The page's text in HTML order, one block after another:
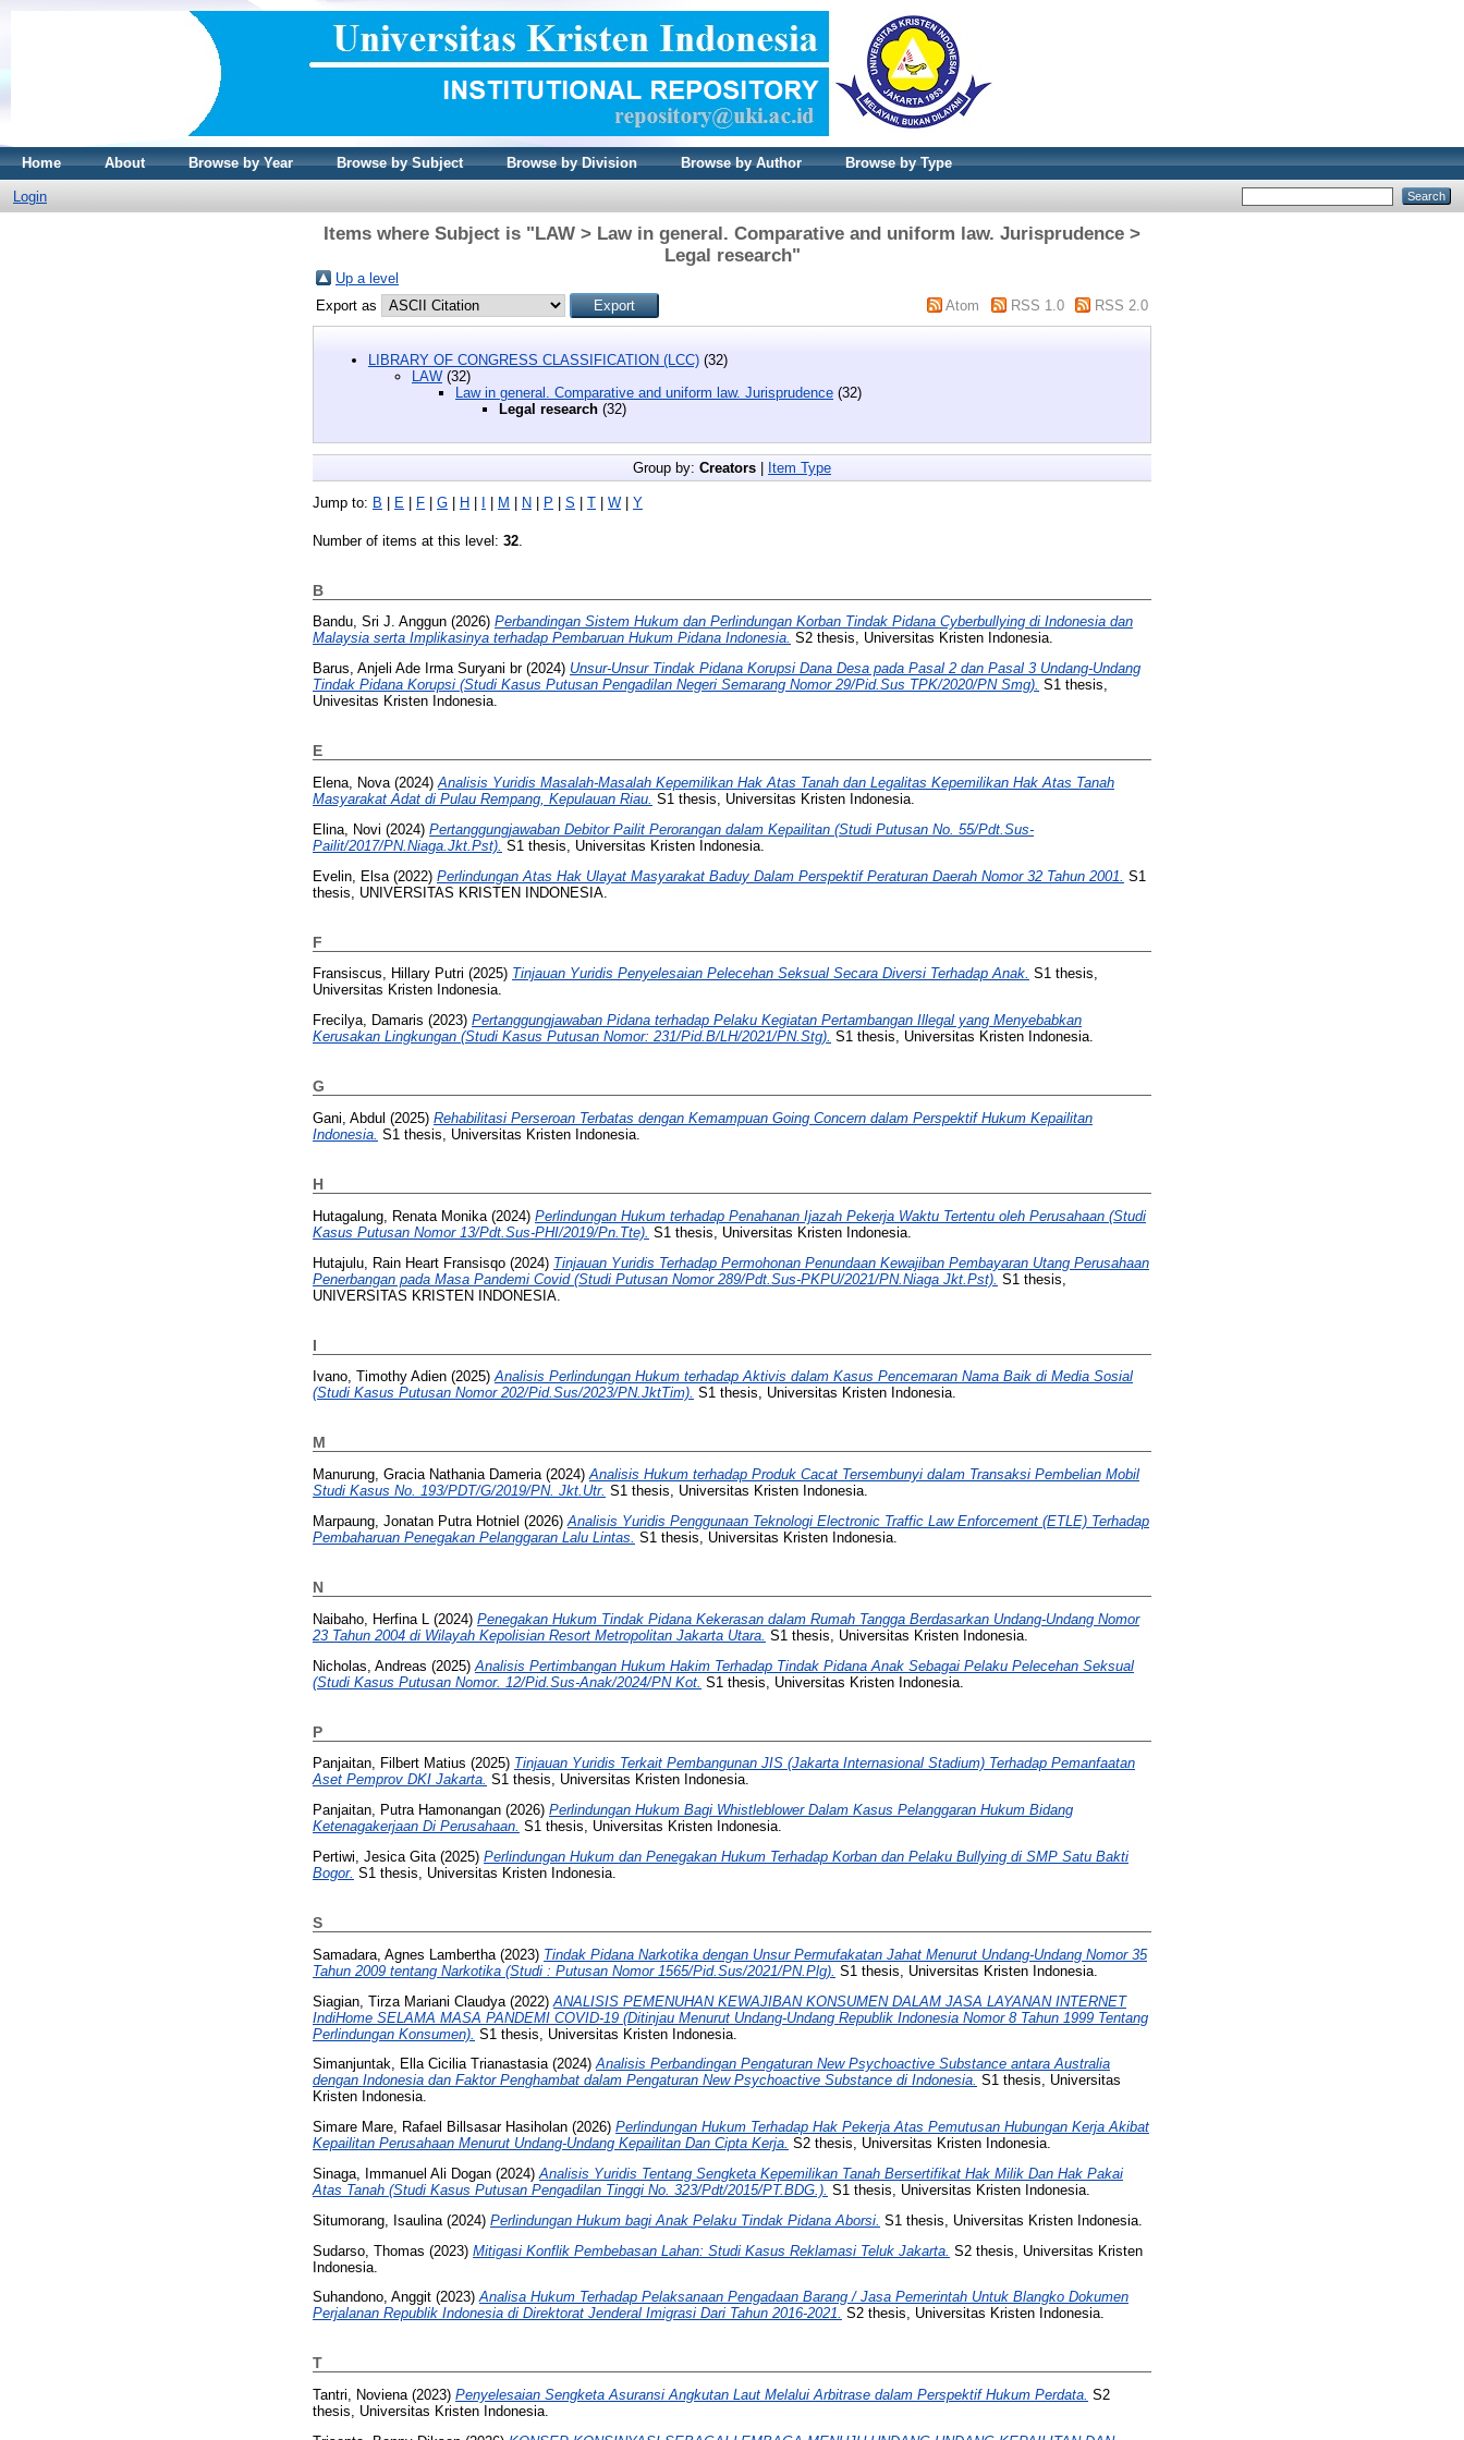
Home About Browse by Year Browse by Subject Browse by Division Browse by Author Browse by Type
Login
Items where Subject is "LAW > Law in general. Comparative and uniform law. Jurisprudence >
Legal research"
Up a level
Export as
Atom RSS 1.0 RSS 2.0
LIBRARY OF CONGRESS CLASSIFICATION (LCC) (32)
LAW (32)
Law in general. Comparative and uniform law. Jurisprudence (32)
Legal research (32)
Group by: Creators | Item Type
Jump to: B | E | F | G | H | I | M | N | P | S | T | W | Y
Number of items at this level: 32
B
Bandu, Sri J. Anggun (2026) Perbandingan Sistem Hukum dan Perlindungan Korban Tindak Pidana Cyberbullying di Indonesia dan
Malaysia serta Implikasinya terhadap Pembaruan Hukum Pidana Indonesia. S2 thesis, Universitas Kristen Indonesia.
Barus, Anjeli Ade Irma Suryani br(2024) Unsur-Unsur Tindak Pidana Korupsi Dana Desa pada Pasal 2 dan Pasal 3 Undang-Undang
Tindak Pidana Korupsi (Studi Kasus Putusan Pengadilan Negeri Semarang Nomor 29/Pid.Sus TPK/2020/PN Smg). S1 thesis,
Univesitas Kristen Indonesia.
E
Elena, Nova (2024) Analisis Yuridis Masalah-Masalah Kepemilikan Hak Atas Tanah dan Legalitas Kepemilikan Hak Atas Tanah
Masyarakat Adat di Pulau Rempang, Kepulauan Riau. S1 thesis, Universitas Kristen Indonesia.
Elina, Novi (2024) Pertanggungjawaban Debitor Pailit Perorangan dalam Kepailitan (Studi Putusan No. 55/Pdt.Sus-
Pailit/2017/PN.Niaga.Jkt.Pst). S1 thesis, Universitas Kristen Indonesia.
Evelin, Elsa (2022) Perlindungan Atas Hak Ulayat Masyarakat Baduy Dalam Perspektif Peraturan Daerah Nomor 32 Tahun 2001. S1
thesis, UNIVERSITAS KRISTEN INDONESIA.
F
Fransiscus, Hillary Putri (2025) Tinjauan Yuridis Penyelesaian Pelecehan Seksual Secara Diversi Terhadap Anak. S1 thesis,
Universitas Kristen Indonesia.
Frecilya, Damaris (2023) Pertanggungjawaban Pidana terhadap Pelaku Kegiatan Pertambangan Illegal yang Menyebabkan
Kerusakan Lingkungan (Studi Kasus Putusan Nomor: 231/Pid.B/LH/2021/PN.Stg). S1 thesis, Universitas Kristen Indonesia.
G
Gani, Abdul (2025) Rehabilitasi Perseroan Terbatas dengan Kemampuan Going Concern dalam Perspektif Hukum Kepailitan
Indonesia. S1 thesis, Universitas Kristen Indonesia.
H
Hutagalung, Renata Monika (2024) Perlindungan Hukum terhadap Penahanan Ijazah Pekerja Waktu Tertentu oleh Perusahaan (Studi
Kasus Putusan Nomor 13/Pdt.Sus-PHI/2019/Pn.Tte). S1 thesis, Universitas Kristen Indonesia.
Hutajulu, Rain Heart Fransisqo (2024) Tinjauan Yuridis Terhadap Permohonan Penundaan Kewajiban Pembayaran Utang Perusahaan
Penerbangan pada Masa Pandemi Covid (Studi Putusan Nomor 289/Pdt.Sus-PKPU/2021/PN.Niaga Jkt.Pst). S1 thesis,
UNIVERSITAS KRISTEN INDONESIA.
I
Ivano, Timothy Adien (2025)Analisis Perlindungan Hukum terhadap Aktivis dalam Kasus Pencemaran Nama Baik di Media Sosial
(Studi Kasus Putusan Nomor 202/Pid.Sus/2023/PN.JktTim). S1 thesis, Universitas Kristen Indonesia.
M
Manurung, Gracia Nathania Dameria(2024)Analisis Hukum terhadap Produk Cacat Tersembunyi dalam Transaksi Pembelian Mobil
Studi Kasus No. 193/PDT/G/2019/PN. Jkt.Utr. S1 thesis, Universitas Kristen Indonesia.
Marpaung, Jonatan Putra Hotniel (2026) Analisis Yuridis Penggunaan Teknologi Electronic Traffic Law Enforcement (ETLE) Terhadap
Pembaharuan Penegakan Pelanggaran Lalu Lintas. S1 thesis, Universitas Kristen Indonesia.
N
Naibaho, Herfina L (2024) Penegakan Hukum Tindak Pidana Kekerasan dalam Rumah Tangga Berdasarkan Undang-Undang Nomor
23 Tahun 2004 di Wilayah Kepolisian Resort Metropolitan Jakarta Utara. S1 thesis, Universitas Kristen Indonesia.
Nicholas, Andreas (2025) Analisis Pertimbangan Hukum Hakim Terhadap Tindak Pidana Anak Sebagai Pelaku Pelecehan Seksual
(Studi Kasus Putusan Nomor. 12/Pid.Sus-Anak/2024/PN Kot. S1 thesis, Universitas Kristen Indonesia.
P
Panjaitan, Filbert Matius (2025) Tinjauan Yuridis Terkait Pembangunan JIS (Jakarta Internasional Stadium) Terhadap Pemanfaatan
Aset Pemprov DKI Jakarta. S1 thesis, Universitas Kristen Indonesia.
Panjaitan, Putra Hamonangan (2026) Perlindungan Hukum Bagi Whistleblower Dalam Kasus Pelanggaran Hukum Bidang
Ketenagakerjaan Di Perusahaan. S1 thesis, Universitas Kristen Indonesia.
Pertiwi, Jesica Gita (2025) Perlindungan Hukum dan Penegakan Hukum Terhadap Korban dan Pelaku Bullying di SMP Satu Bakti
Bogor. S1 thesis, Universitas Kristen Indonesia.
S
Samadara, Agnes Lambertha (2023) Tindak Pidana Narkotika dengan Unsur Permufakatan Jahat Menurut Undang-Undang Nomor 35
Tahun 2009 tentang Narkotika (Studi : Putusan Nomor 1565/Pid.Sus/2021/PN.Plg). S1 thesis, Universitas Kristen Indonesia.
Siagian, Tirza Mariani Claudya (2022) ANALISIS PEMENUHAN KEWAJIBAN KONSUMEN DALAM JASA LAYANAN INTERNET
IndiHome SELAMA MASA PANDEMI COVID-19 (Ditinjau Menurut Undang-Undang Republik Indonesia Nomor 8 Tahun 1999 Tentang
Perlindungan Konsumen). S1 thesis, Universitas Kristen Indonesia.
Simanjuntak, Ella Cicilia Trianastasia(2024)Analisis Perbandingan Pengaturan New Psychoactive Substance antara Australia
dengan Indonesia dan Faktor Penghambat dalam Pengaturan New Psychoactive Substance di Indonesia. S1 thesis, Universitas
Kristen Indonesia.
Simare Mare, Rafael Billsasar Hasiholan (2026) Perlindungan Hukum Terhadap Hak Pekerja Atas Pemutusan Hubungan Kerja Akibat
Kepailitan Perusahaan Menurut Undang-Undang Kepailitan Dan Cipta Kerja. S2 thesis, Universitas Kristen Indonesia.
Sinaga, Immanuel Ali Dogan (2024) Analisis Yuridis Tentang Sengketa Kepemilikan Tanah Bersertifikat Hak Milik Dan Hak Pakai
Atas Tanah (Studi Kasus Putusan Pengadilan Tinggi No. 323/Pdt/2015/PT.BDG.). S1 thesis, Universitas Kristen Indonesia.
Situmorang, Isaulina (2024) Perlindungan Hukum bagi Anak Pelaku Tindak Pidana Aborsi. S1 thesis, Universitas Kristen Indonesia.
Sudarso, Thomas (2023) Mitigasi Konflik Pembebasan Lahan: Studi Kasus Reklamasi Teluk Jakarta. S2 thesis, Universitas Kristen
Indonesia.
Suhandono, Anggit (2023)Analisa Hukum Terhadap Pelaksanaan Pengadaan Barang / Jasa Pemerintah Untuk Blangko Dokumen
Perjalanan Republik Indonesia di Direktorat Jenderal Imigrasi Dari Tahun 2016-2021. S2 thesis, Universitas Kristen Indonesia.
T
Tantri, Noviena(2023) Penyelesaian Sengketa Asuransi Angkutan Laut Melalui Arbitrase dalam Perspektif Hukum Perdata. S2
thesis, Universitas Kristen Indonesia.